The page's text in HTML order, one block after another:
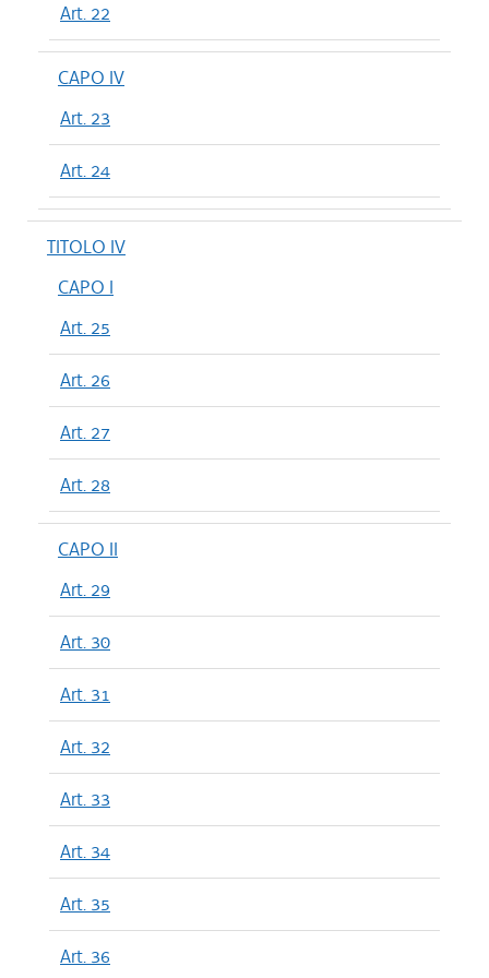
Art. 22
CAPO IV
Art. 23
Art. 24
TITOLO IV
CAPO I
Art. 25
Art. 26
Art. 27
Art. 28
CAPO II
Art. 29
Art. 30
Art. 31
Art. 32
Art. 33
Art. 34
Art. 35
Art. 36